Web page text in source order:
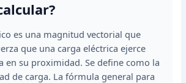
es una magnitud vectorial que
que una carga eléctrica ejerce
en su proximidad. Se define como la
de carga. La fórmula general para